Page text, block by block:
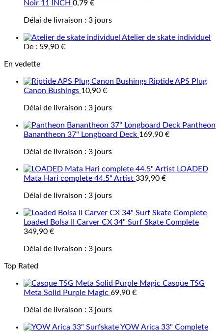
Noir 11 INCH 0,79 €
Délai de livraison : 3 jours
Atelier de skate individuel
De : 59,90 €
En vedette
Riptide APS Plug
Canon Bushings 10,90 €
Délai de livraison : 3 jours
Pantheon
Banantheon 37" Longboard Deck 169,90 €
Délai de livraison : 3 jours
LOADED
Mata Hari complete 44.5" Artist 339,90 €
Délai de livraison : 3 jours
Loaded Bolsa II Carver CX 34" Surf Skate Complete
349,90 €
Délai de livraison : 3 jours
Top Rated
Casque TSG
Meta Solid Purple Magic 69,90 €
Délai de livraison : 3 jours
YOW Arica 33" Complete